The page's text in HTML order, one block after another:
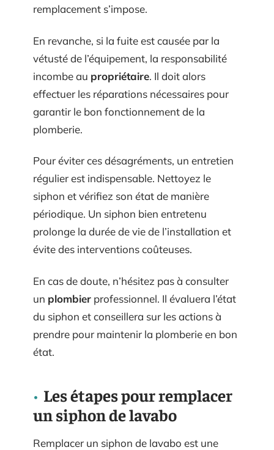
remplacement s’impose.
En revanche, si la fuite est causée par la
vétusté de l’équipement, la responsabilité
incombe au propriétaire. Il doit alors
effectuer les réparations nécessaires pour
garantir le bon fonctionnement de la
plomberie.
Pour éviter ces désagréments, un entretien
régulier est indispensable. Nettoyez le
siphon et vérifiez son état de manière
périodique. Un siphon bien entretenu
prolonge la durée de vie de l’installation et
évite des interventions coûteuses.
En cas de doute, n’hésitez pas à consulter
un plombier professionnel. Il évaluera l’état
du siphon et conseillera sur les actions à
prendre pour maintenir la plomberie en bon
état.
Les étapes pour remplacer
un siphon de lavabo
Remplacer un siphon de lavabo est une